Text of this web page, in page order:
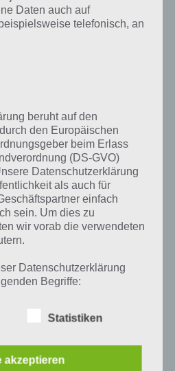
Celsius. Der wärmste Winter war
Celsius. Tie tiefste jemals
stammt vom 12. Januar 1929.
Grund wird auch zwischen dem
unterschieden. Je nachdem auf
wird dieses Wort verwendet.
sind die im Schnitt niedrigen
Landschaften und Bäume ohne
auf Touchportal
Daten auch auf
telefonisch, an
beruht auf den
den Europäischen
beim Erlass
(DS-GVO)
Datenschutzerklärung
als auch für
einfach
sein. Um dies zu
wir vorab die verwendeten
Datenschutzerklärung
Begriffe:
Daten sind alle
Statistiken
akzeptieren